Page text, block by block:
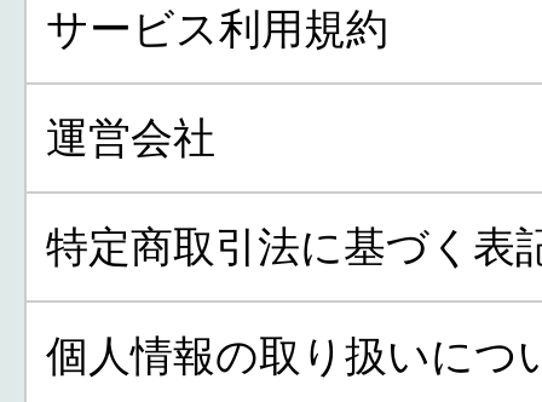
サービス利用規約
運営会社
特定商取引法に基づく表
個人情報の取り扱いにつ